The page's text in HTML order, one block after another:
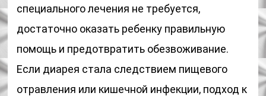
специального лечения не требуется,
достаточно оказать ребенку правильную
помощь и предотвратить обезвоживание.
Если диарея стала следствием пищевого
отравления или кишечной инфекции, подход к